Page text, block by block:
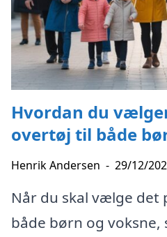
Hvordan du
overtøj til både
Henrik Andersen - 29/12/
Når du skal vælge
både børn og voksne,